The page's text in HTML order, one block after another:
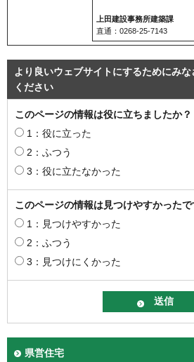
上田建設事務所建築課
直通：0268-25-7143
より良いウェブサイトにするためにみ
ください
このページの情報は役に立ちましたか？
1：役に立った
2：ふつう
3：役に立たなかった
このページの情報は見つけやすかったで
1：見つけやすかった
2：ふつう
3：見つけにくかった
県営住宅